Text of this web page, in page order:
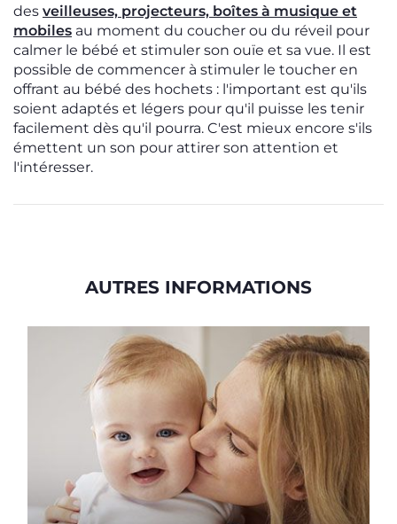
des veilleuses, projecteurs, boîtes à musique et
mobiles au moment du coucher ou du réveil pour
calmer le bébé et stimuler son ouïe et sa vue. Il est
possible de commencer à stimuler le toucher en
offrant au bébé des hochets : l'important est qu'ils
soient adaptés et légers pour qu'il puisse les tenir
facilement dès qu'il pourra. C'est mieux encore s'ils
émettent un son pour attirer son attention et
l'intéresser.
AUTRES INFORMATIONS